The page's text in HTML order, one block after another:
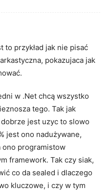
to przykład jak nie pisać
pokazujaca jak
w .Net chcą wszystko
tego. Tak jak
jest uzyc to slowo
jest ono nadużywane,
ono programistow
framework. Tak czy siak,
co da sealed i dlaczego
kluczowe, i czy w tym